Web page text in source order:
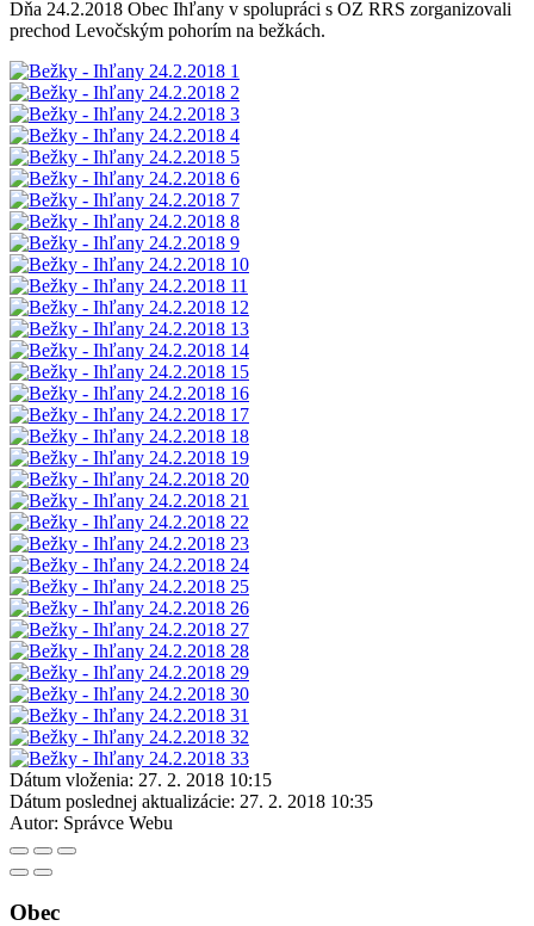
Dňa 24.2.2018 Obec Ihľany v spolupráci s OZ RRS zorganizovali
prechod Levočským pohorím na bežkách.
Dátum vloženia: 27. 2. 2018 10:15
Dátum poslednej aktualizácie: 27. 2. 2018 10:35
Autor: Správce Webu
Obec